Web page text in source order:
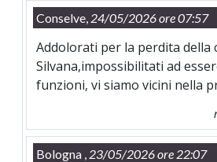
Conselve, 24/05/2026 ore 07:57
Addolorati per la perdita della
Silvana,impossibilitati ad
funzioni, vi siamo vicini nella
Bologna , 23/05/2026 ore 22:07